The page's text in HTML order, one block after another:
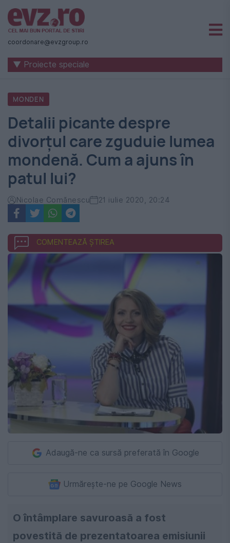
Știri
naționale
internaționale
România
-
Evenimentul
Zilei
coordonare@evzgroup.ro
▼ Proiecte speciale
MONDEN
Detalii picante despre
divorțul care zguduie lumea
mondenă. Cum a ajuns în
patul lui?
Nicolae Comănescu 21 iulie 2020, 20:24
COMENTEAZĂ ȘTIREA
Adaugă-ne ca sursă preferată în Google
Urmărește-ne pe Google News
O întâmplare savuroasă a fost
povestită de prezentatoarea emisiunii